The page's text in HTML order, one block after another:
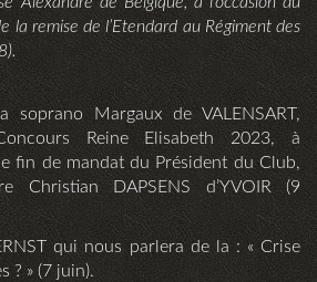
la remise de l’Etendard au Régiment des
soprano Margaux de VALENSART,
Reine Elisabeth 2023, à
fin de mandat du Président du Club,
Christian DAPSENS d’YVOIR (9
qui nous parlera de la : « Crise
? » (7 juin).